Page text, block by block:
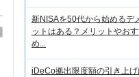
新NISAを50代から始めるデ
ットはある？メリットやお
め...
iDeCo拠出限度額の引き上